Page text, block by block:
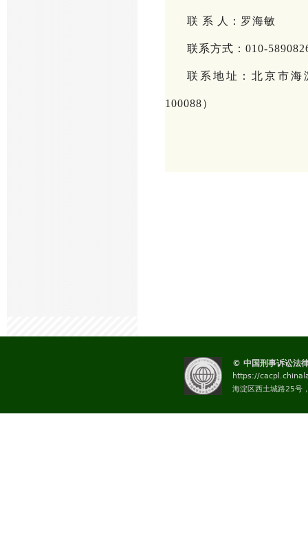
联 系 人：罗海敏
联系方式： 010-
联系地址：北京市海
100088）
© 中国刑事诉讼法
https://
海淀区西土城路25号